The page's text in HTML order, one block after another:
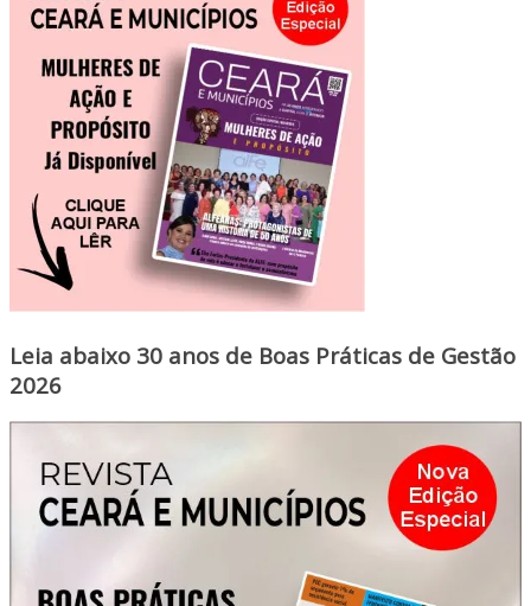
Leia abaixo 30 anos de Boas Práticas de Gestão
2026